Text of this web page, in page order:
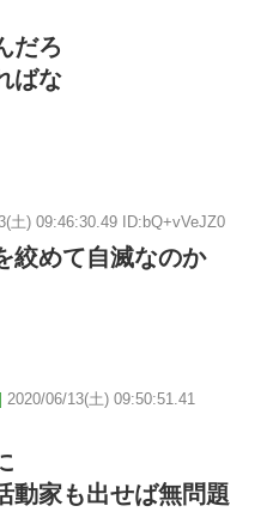
だろ
ばな
土) 09:46:30.49 ID:bQ+vVeJZ0
絞めて自滅なのか
2020/06/13(土) 09:50:51.41
動家も出せば無問題